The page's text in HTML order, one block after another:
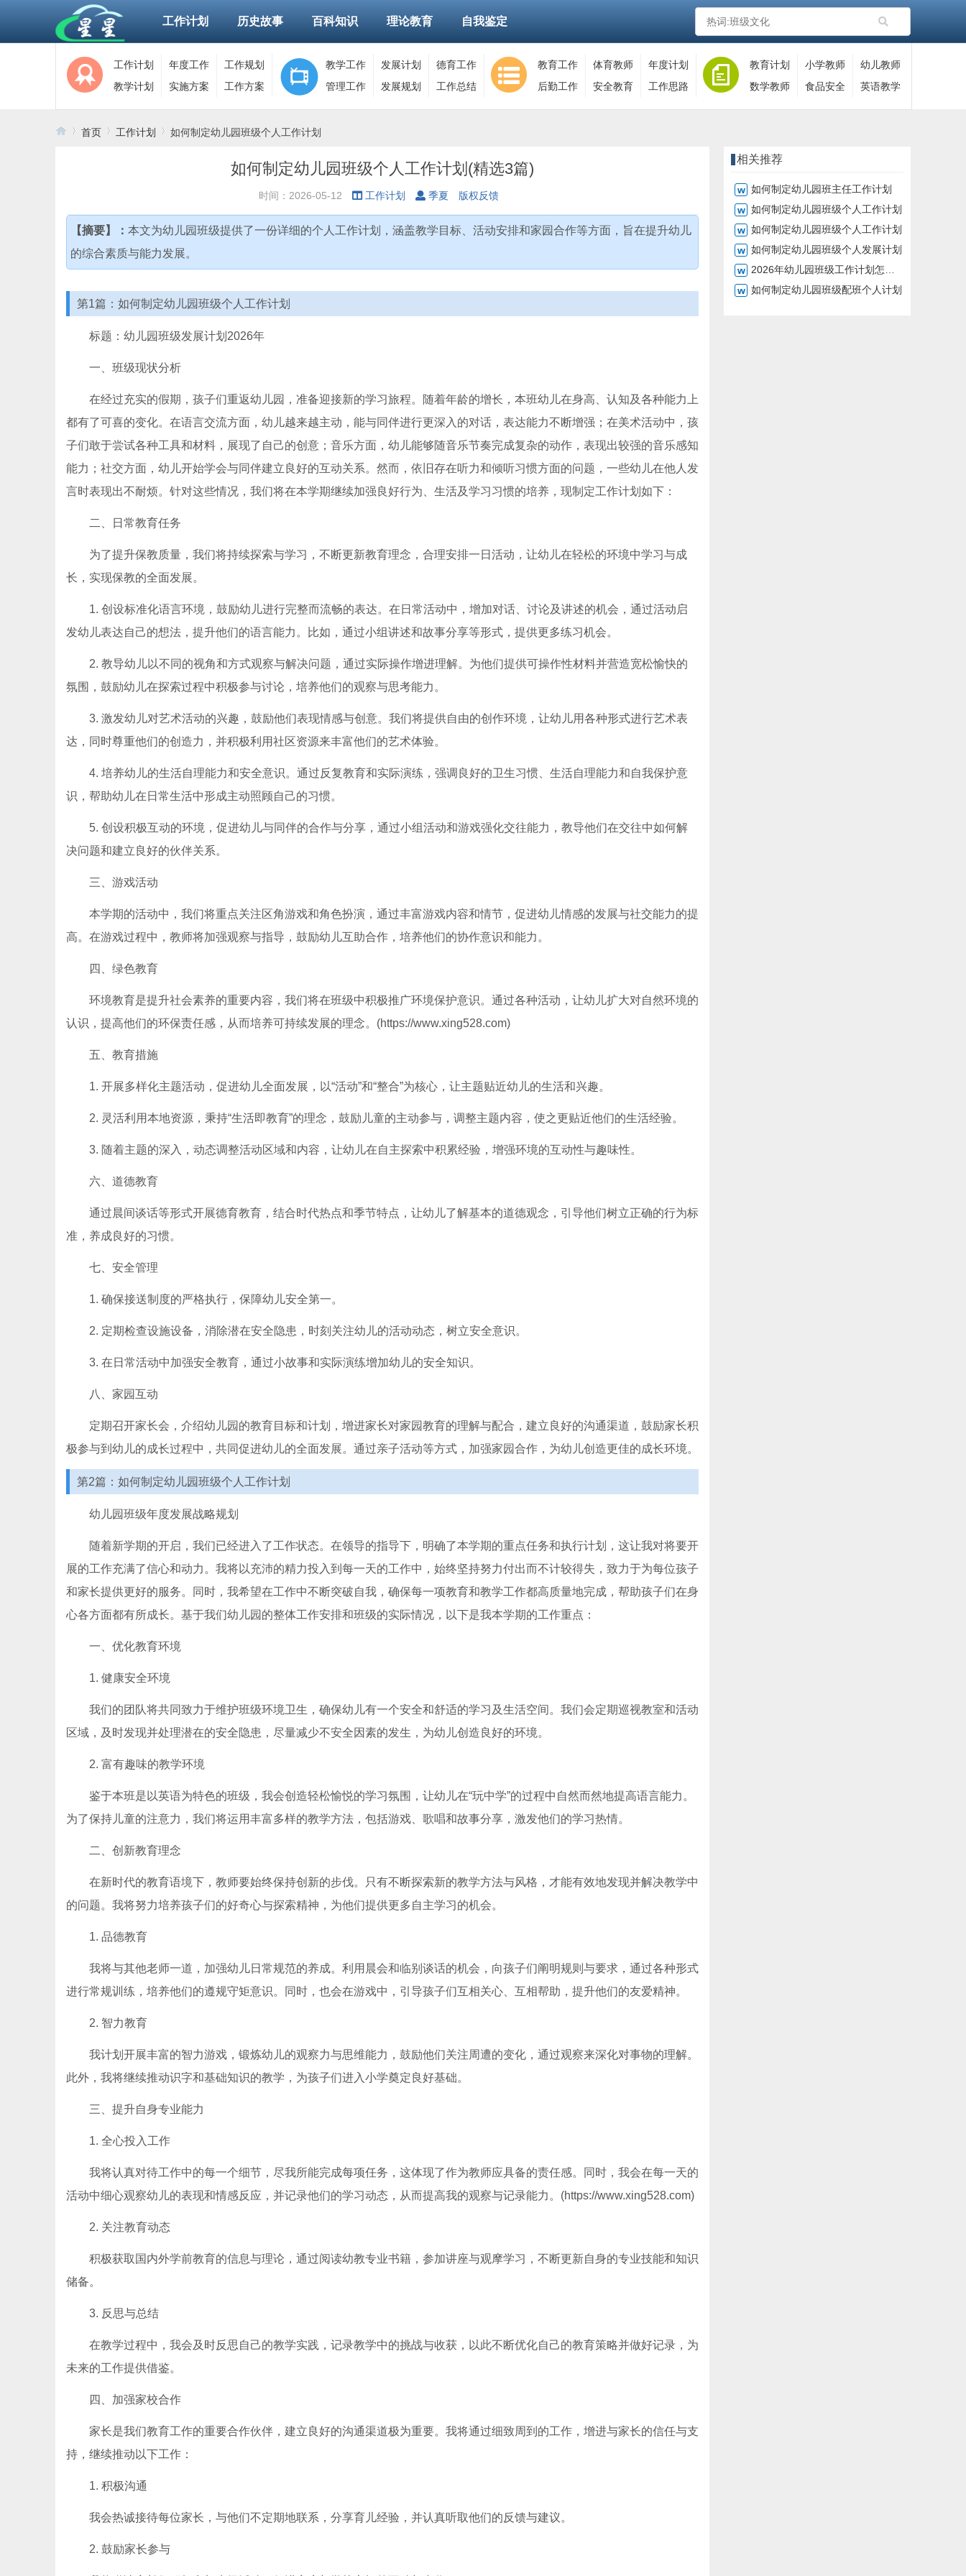
工作计划 历史故事 百科知识 理论教育 自我鉴定
工作计划 年度工作
工作规划
教学计划
实施方案 工作方案
教学工作 发展计划
德育工作
管理工作
发展规划 工作总结
教育工作 体育教师
年度计划
后勤工作
安全教育 工作思路
教育计划 小学教师
幼儿教师
数学教师
食品安全 英语教学
首页 工作计划 如何制定幼儿园班级个人工作计划
如何制定幼儿园班级个人工作计划(精选3篇)
时间：2026-05-12 工作计划 季夏 版权反馈
【摘要】： 本文为幼儿园班级提供了一份详细的个人工作计划，涵盖教学目标、活动安排和家园合作等方面，旨在提升幼儿
的综合素质与能力发展。
第1篇：如何制定幼儿园班级个人工作计划
标题：幼儿园班级发展计划2026年
一、班级现状分析
在经过充实的假期，孩子们重返幼儿园，准备迎接新的学习旅程。随着年龄的增长，本班幼儿在身高、认知及各种能力上
都有了可喜的变化。在语言交流方面，幼儿越来越主动，能与同伴进行更深入的对话，表达能力不断增强；在美术活动中，孩
子们敢于尝试各种工具和材料，展现了自己的创意；音乐方面，幼儿能够随音乐节奏完成复杂的动作，表现出较强的音乐感知
能力；社交方面，幼儿开始学会与同伴建立良好的互动关系。然而，依旧存在听力和倾听习惯方面的问题，一些幼儿在他人发
言时表现出不耐烦。针对这些情况，我们将在本学期继续加强良好行为、生活及学习习惯的培养，现制定工作计划如下：
二、日常教育任务
为了提升保教质量，我们将持续探索与学习，不断更新教育理念，合理安排一日活动，让幼儿在轻松的环境中学习与成
长，实现保教的全面发展。
1. 创设标准化语言环境，鼓励幼儿进行完整而流畅的表达。在日常活动中，增加对话、讨论及讲述的机会，通过活动启
发幼儿表达自己的想法，提升他们的语言能力。比如，通过小组讲述和故事分享等形式，提供更多练习机会。
2. 教导幼儿以不同的视角和方式观察与解决问题，通过实际操作增进理解。为他们提供可操作性材料并营造宽松愉快的
氛围，鼓励幼儿在探索过程中积极参与讨论，培养他们的观察与思考能力。
3. 激发幼儿对艺术活动的兴趣，鼓励他们表现情感与创意。我们将提供自由的创作环境，让幼儿用各种形式进行艺术表
达，同时尊重他们的创造力，并积极利用社区资源来丰富他们的艺术体验。
4. 培养幼儿的生活自理能力和安全意识。通过反复教育和实际演练，强调良好的卫生习惯、生活自理能力和自我保护意
识，帮助幼儿在日常生活中形成主动照顾自己的习惯。
5. 创设积极互动的环境，促进幼儿与同伴的合作与分享，通过小组活动和游戏强化交往能力，教导他们在交往中如何解
决问题和建立良好的伙伴关系。
三、游戏活动
本学期的活动中，我们将重点关注区角游戏和角色扮演，通过丰富游戏内容和情节，促进幼儿情感的发展与社交能力的提
高。在游戏过程中，教师将加强观察与指导，鼓励幼儿互助合作，培养他们的协作意识和能力。
四、绿色教育
环境教育是提升社会素养的重要内容，我们将在班级中积极推广环境保护意识。通过各种活动，让幼儿扩大对自然环境的
认识，提高他们的环保责任感，从而培养可持续发展的理念。(https://www.xing528.com)
五、教育措施
1. 开展多样化主题活动，促进幼儿全面发展，以“活动”和“整合”为核心，让主题贴近幼儿的生活和兴趣。
2. 灵活利用本地资源，秉持“生活即教育”的理念，鼓励儿童的主动参与，调整主题内容，使之更贴近他们的生活经验。
3. 随着主题的深入，动态调整活动区域和内容，让幼儿在自主探索中积累经验，增强环境的互动性与趣味性。
六、道德教育
通过晨间谈话等形式开展德育教育，结合时代热点和季节特点，让幼儿了解基本的道德观念，引导他们树立正确的行为标
准，养成良好的习惯。
七、安全管理
1. 确保接送制度的严格执行，保障幼儿安全第一。
2. 定期检查设施设备，消除潜在安全隐患，时刻关注幼儿的活动动态，树立安全意识。
3. 在日常活动中加强安全教育，通过小故事和实际演练增加幼儿的安全知识。
八、家园互动
定期召开家长会，介绍幼儿园的教育目标和计划，增进家长对家园教育的理解与配合，建立良好的沟通渠道，鼓励家长积
极参与到幼儿的成长过程中，共同促进幼儿的全面发展。通过亲子活动等方式，加强家园合作，为幼儿创造更佳的成长环境。
第2篇：如何制定幼儿园班级个人工作计划
幼儿园班级年度发展战略规划
随着新学期的开启，我们已经进入了工作状态。在领导的指导下，明确了本学期的重点任务和执行计划，这让我对将要开
展的工作充满了信心和动力。我将以充沛的精力投入到每一天的工作中，始终坚持努力付出而不计较得失，致力于为每位孩子
和家长提供更好的服务。同时，我希望在工作中不断突破自我，确保每一项教育和教学工作都高质量地完成，帮助孩子们在身
心各方面都有所成长。基于我们幼儿园的整体工作安排和班级的实际情况，以下是我本学期的工作重点：
一、优化教育环境
1. 健康安全环境
我们的团队将共同致力于维护班级环境卫生，确保幼儿有一个安全和舒适的学习及生活空间。我们会定期巡视教室和活动
区域，及时发现并处理潜在的安全隐患，尽量减少不安全因素的发生，为幼儿创造良好的环境。
2. 富有趣味的教学环境
鉴于本班是以英语为特色的班级，我会创造轻松愉悦的学习氛围，让幼儿在“玩中学”的过程中自然而然地提高语言能力。
为了保持儿童的注意力，我们将运用丰富多样的教学方法，包括游戏、歌唱和故事分享，激发他们的学习热情。
二、创新教育理念
在新时代的教育语境下，教师要始终保持创新的步伐。只有不断探索新的教学方法与风格，才能有效地发现并解决教学中
的问题。我将努力培养孩子们的好奇心与探索精神，为他们提供更多自主学习的机会。
1. 品德教育
我将与其他老师一道，加强幼儿日常规范的养成。利用晨会和临别谈话的机会，向孩子们阐明规则与要求，通过各种形式
进行常规训练，培养他们的遵规守矩意识。同时，也会在游戏中，引导孩子们互相关心、互相帮助，提升他们的友爱精神。
2. 智力教育
我计划开展丰富的智力游戏，锻炼幼儿的观察力与思维能力，鼓励他们关注周遭的变化，通过观察来深化对事物的理解。
此外，我将继续推动识字和基础知识的教学，为孩子们进入小学奠定良好基础。
三、提升自身专业能力
1. 全心投入工作
我将认真对待工作中的每一个细节，尽我所能完成每项任务，这体现了作为教师应具备的责任感。同时，我会在每一天的
活动中细心观察幼儿的表现和情感反应，并记录他们的学习动态，从而提高我的观察与记录能力。(https://www.xing528.com)
2. 关注教育动态
积极获取国内外学前教育的信息与理论，通过阅读幼教专业书籍，参加讲座与观摩学习，不断更新自身的专业技能和知识
储备。
3. 反思与总结
在教学过程中，我会及时反思自己的教学实践，记录教学中的挑战与收获，以此不断优化自己的教育策略并做好记录，为
未来的工作提供借鉴。
四、加强家校合作
家长是我们教育工作的重要合作伙伴，建立良好的沟通渠道极为重要。我将通过细致周到的工作，增进与家长的信任与支
持，继续推动以下工作：
1. 积极沟通
我会热诚接待每位家长，与他们不定期地联系，分享育儿经验，并认真听取他们的反馈与建议。
2. 鼓励家长参与
相关推荐
如何制定幼儿园班主任工作计划
如何制定幼儿园班级个人工作计划
如何制定幼儿园班级个人工作计划
如何制定幼儿园班级个人发展计划
2026年幼儿园班级工作计划怎么制定
如何制定幼儿园班级配班个人计划